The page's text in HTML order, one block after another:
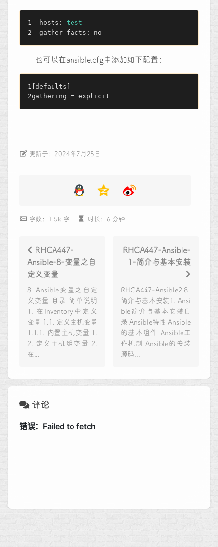
- hosts: test
  gather_facts: no
也可以在ansible.cfg中添加如下配置：
[defaults]
gathering = explicit
更新于：2024年7月25日
字数：1.5k 字 时长：6 分钟
RHCA447-
Ansible-8-变量之自
定义变量
8. Ansible变量之自定
义变量 目录 简单说明
1. 在Inventory中定义
变量 1.1. 定义主机变量
1.1.1. 内置主机变量 1.
2. 定义主机组变量 2.
在...
RHCA447-Ansible-
1-简介与基本安装
RHCA447-Ansible2.8
简介与基本安装1. Ansi
ble简介与基本安装目
录 Ansible特性 Ansible
的基本组件 Ansible工
作机制 Ansible的安装
源码...
评论